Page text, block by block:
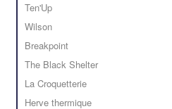
Ten'Up
Wilson
Breakpoint
The Black Shelter
La Croquetterie
Herve thermique